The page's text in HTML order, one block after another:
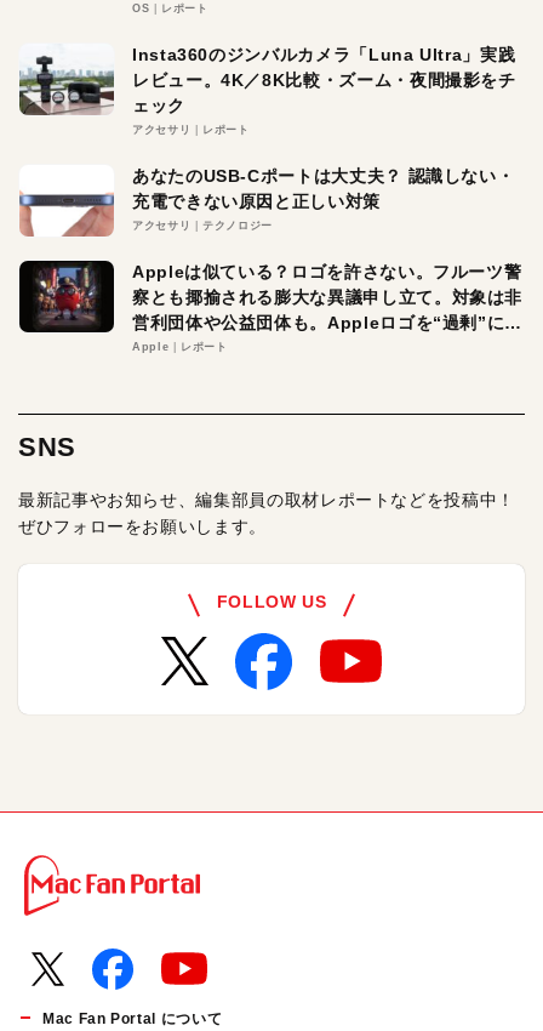
OS レポート
Insta360のジンバルカメラ「Luna Ultra」実践
レビュー。4K／8K比較・ズーム・夜間撮影をチ
ェック
アクセサリ レポート
あなたのUSB-Cポートは大丈夫？ 認識しない・
充電できない原因と正しい対策
アクセサリ テクノロジー
Appleは似ている？ロゴを許さない。フルーツ警
察とも揶揄される膨大な異議申し立て。対象は非
営利団体や公益団体も。Appleロゴを“過剰”に守
る理由とは
Apple レポート
SNS
最新記事やお知らせ、編集部員の取材レポートなどを投稿中！
ぜひフォローをお願いします。
FOLLOW US
Mac Fan Portal について